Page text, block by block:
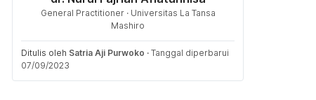
General Practitioner · Universitas La Tansa
Mashiro
Ditulis oleh Satria Aji Purwoko · Tanggal diperbarui
07/09/2023